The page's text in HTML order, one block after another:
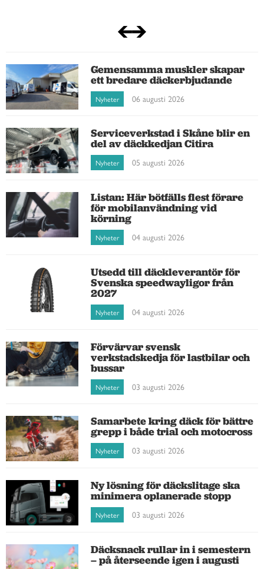
Gemensamma muskler skapar
ett bredare däckerbjudande
Nyheter 06 augusti 2026
Serviceverkstad i Skåne blir en
del av däckkedjan Citira
Nyheter 05 augusti 2026
Listan: Här bötfälls flest förare
för mobilanvändning vid
körning
Nyheter 04 augusti 2026
Utsedd till däckleverantör för
Svenska speedwayligor från
2027
Nyheter 04 augusti 2026
Förvärvar svensk
verkstadskedja för lastbilar och
bussar
Nyheter 03 augusti 2026
Samarbete kring däck för bättre
grepp i både trial och motocross
Nyheter 03 augusti 2026
Ny lösning för däckslitage ska
minimera oplanerade stopp
Nyheter 03 augusti 2026
Däcksnack rullar in i semestern
– på återseende igen i augusti